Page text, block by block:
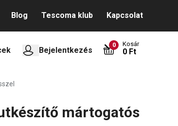
Blog Tescoma klub Kapcsolat
Bejelentkezés
0 Kosár
0 Ft
mártogatós